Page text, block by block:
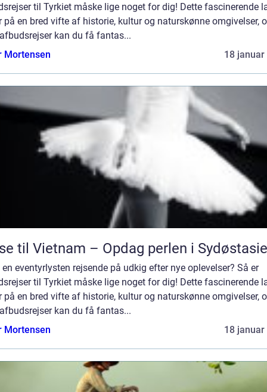
til Tyrkiet måske lige noget for dig! Dette fascinerende
på en bred vifte af historie, kultur og naturskønne omgivelser,
kan du få fantas...
Mortensen
18 januar
til Vietnam – Opdag perlen i
en eventyrlysten rejsende på udkig efter nye oplevelser? Så er
til Tyrkiet måske lige noget for dig! Dette fascinerende
på en bred vifte af historie, kultur og naturskønne omgivelser,
kan du få fantas...
Mortensen
18 januar